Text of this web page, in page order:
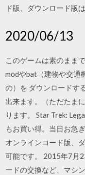
ド版、ダウンロード版
2020/06/13
このゲームは素のまま
modやbat（建物や交通
の）を ダウンロードす
出来ます。（ただたま
ります。 Star Trek:
もお買い得。当日お急
オンラインコード版、
可能です。 2015年7月
ードの交換など、マシ